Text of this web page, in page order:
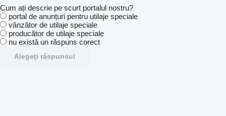
Cum ați descrie pe scurt portalul nostru?
portal de anunțuri pentru utilaje speciale
vânzător de utilaje speciale
producător de utilaje speciale
nu există un răspuns corect
Alegeți răspunsul